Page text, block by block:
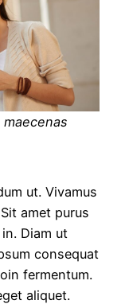
ut. Vivamus
amet purus
Diam ut
consequat
fermentum.
aliquet.